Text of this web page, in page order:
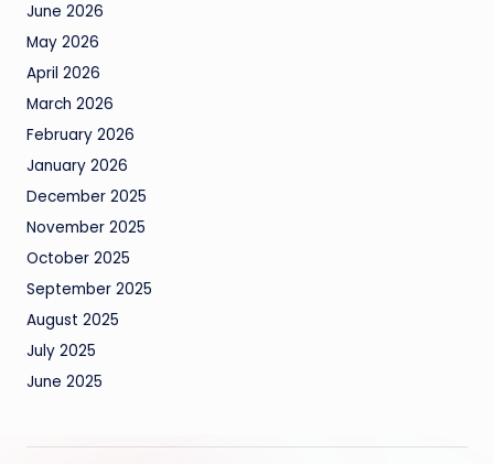
June 2026
May 2026
April 2026
March 2026
February 2026
January 2026
December 2025
November 2025
October 2025
September 2025
August 2025
July 2025
June 2025